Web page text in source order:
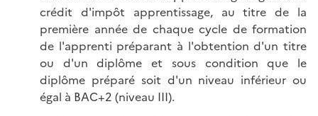
crédit d'impôt apprentissage, au titre de la
première année de chaque cycle de formation
de l'apprenti préparant à l'obtention d'un titre
ou d'un diplôme et sous condition que le
diplôme préparé soit d'un niveau inférieur ou
égal à BAC+2 (niveau III).